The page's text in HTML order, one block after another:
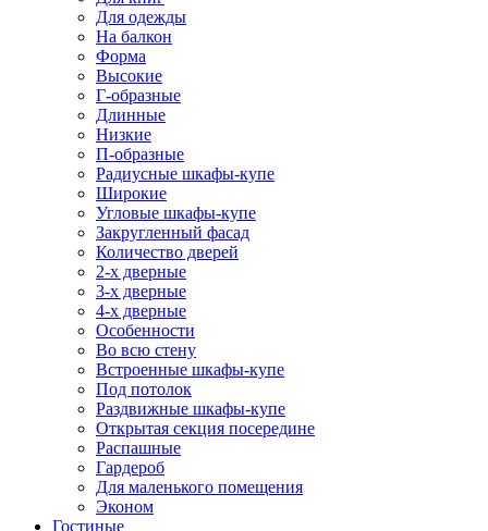
Для одежды
На балкон
Форма
Высокие
Г-образные
Длинные
Низкие
П-образные
Радиусные шкафы-купе
Широкие
Угловые шкафы-купе
Закругленный фасад
Количество дверей
2-х дверные
3-х дверные
4-х дверные
Особенности
Во всю стену
Встроенные шкафы-купе
Под потолок
Раздвижные шкафы-купе
Открытая секция посередине
Распашные
Гардероб
Для маленького помещения
Эконом
Гостиные